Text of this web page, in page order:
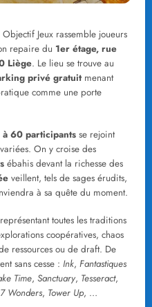
Objectif Jeux rassemble joueurs
repaire du 1er étage, rue
Liège. Le lieu se trouve au
privé gratuitmenant
comme une porte
60 participants se rejoint
On y croise des
ébahis devant la richesse des
veillent, tels de sages érudits,
à sa quête du moment.
représentant toutes les traditions
coopératives, chaos
ressources ou de draft. De
sans cesse : Ink, Fantastiques
Time, Sanctuary, Tesseract,
7 Wonders, Tower Up, …